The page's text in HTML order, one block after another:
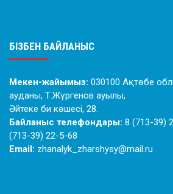
БІЗБЕН БАЙЛАНЫС
Мекен-жайымыз: 030100 Ақтөбе
ауданы, Т.Жүргенов ауылы,
Әйтеке би көшесі, 28.
Байланыс телефондары: 8 (713-39)
(713-39) 22-5-68
Email: zhanalyk_zharshysy@mail.ru